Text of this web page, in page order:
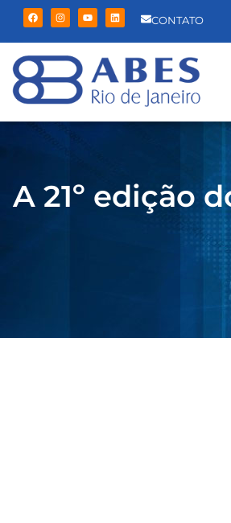
CONTATO
A 21º edição